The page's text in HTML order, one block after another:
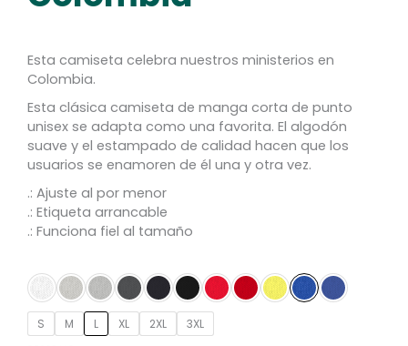
Esta camiseta celebra nuestros ministerios en
Colombia.
Esta clásica camiseta de manga corta de punto
unisex se adapta como una favorita. El algodón
suave y el estampado de calidad hacen que los
usuarios se enamoren de él una y otra vez.
.: Ajuste al por menor
.: Etiqueta arrancable
.: Funciona fiel al tamaño
S M L XL 2XL 3XL
Colombia
quantity